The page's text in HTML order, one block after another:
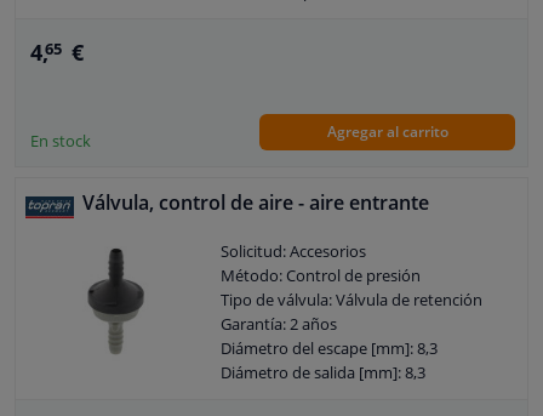
4,65 €
En stock Agregar al carrito
Válvula, control de aire - aire entrante
Solicitud: Accesorios
Método: Control de presión
Tipo de válvula: Válvula de retención
Garantía: 2 años
Diámetro del escape [mm]: 8,3
Diámetro de salida [mm]: 8,3